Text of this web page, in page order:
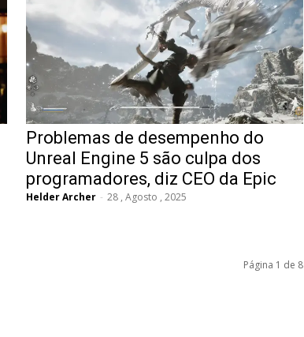
Problemas de desempenho do
Unreal Engine 5 são culpa dos
programadores, diz CEO da Epic
Helder Archer - 28 , Agosto , 2025
Página 1 de 8